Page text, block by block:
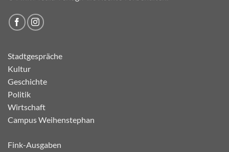
Stadtgespräche
Kultur
Geschichte
Politik
Wirtschaft
Campus Weihenstephan
Fink-Ausgaben